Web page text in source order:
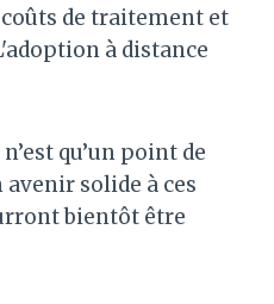
de traitement et
à distance
qu’un point de
solide à ces
bientôt être